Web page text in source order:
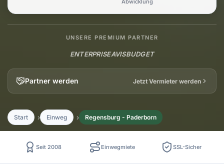
Abwicklung
UNSERE PREMIUM PARTNER
ENTERPRISEAVISBUDGET
Partner werden Jetzt Vermieter werden
Start Einweg Regensburg - Paderborn
Seit 2008 Einwegmiete SSL-Sicher